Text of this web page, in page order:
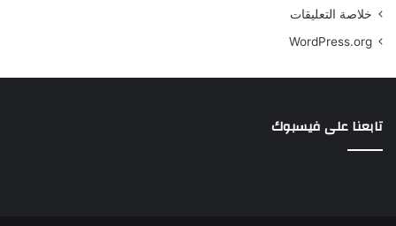
خلاصة التعليقات
WordPress.org
تابعنا على فيسبوك